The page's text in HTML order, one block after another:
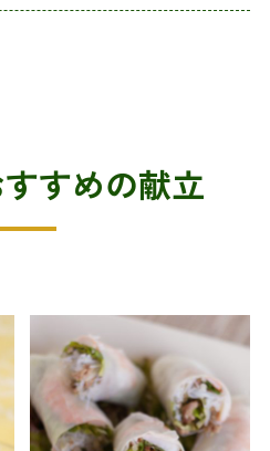
すめの献立